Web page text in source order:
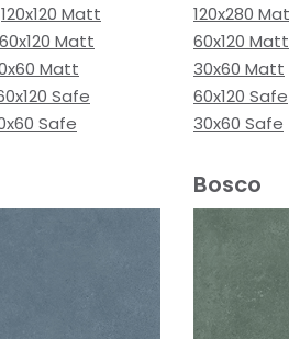
120x120 Matt
60x120 Matt
Matt
Safe
Safe
120x280
60x120 Matt
30x60 Matt
60x120 Safe
30x60 Safe
Bosco